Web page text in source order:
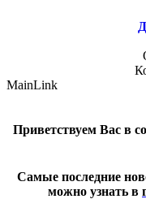
MainLink
Приветствуем Вас в
Самые последние
можно узнать в